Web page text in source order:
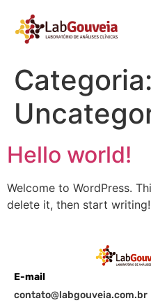
Categoria:
Hello world!
Welcome to WordPress.
delete it, then start writing!
E-mail
contato@labgouveia.com.br